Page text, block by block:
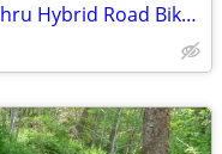
Sky Blue Giant Cypress DX Step-Thru Hybrid Road Bike, M frame